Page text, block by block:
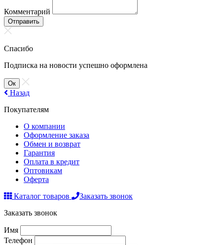
Комментарий
Отправить
Спасибо
Подписка на новости успешно оформлена
Ок
Назад
Покупателям
О компании
Оформление заказа
Обмен и возврат
Гарантия
Оплата в кредит
Оптовикам
Оферта
Каталог товаров
Заказать звонок
Заказать звонок
Имя
Телефон